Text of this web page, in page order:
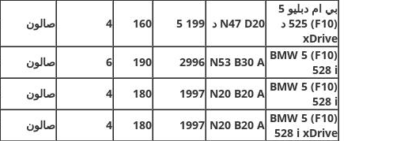
بي ام دبليو 5
(F10) 525 د
xDrive
N47 D20 د 199
5
160
4 صالون
BMW 5 (F10)
528 i
N53 B30 A
2996
190
6 صالون
BMW 5 (F10)
528 i
N20 B20 A
1997
180
4 صالون
BMW 5 (F10)
528 i xDrive
N20 B20 A
1997
180
4 صالون